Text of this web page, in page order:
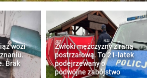
wozi
Brak
Zwłoki mężczyzny z raną
postrzałową. To 21-latek
podejrzewany o
podwójne zabójstwo